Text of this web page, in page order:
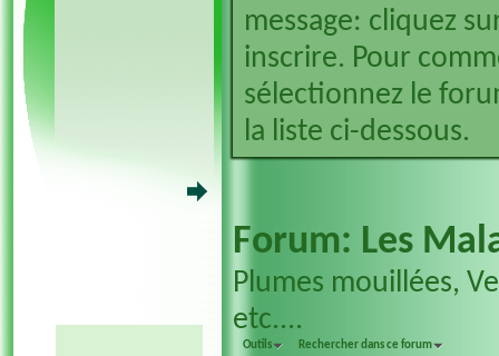
message: cliquez
inscrire. Pour
sélectionnez le
la liste ci-dessous.
Forum: Les
Plumes mouillées,
etc....
Outils Rechercher dans ce forum